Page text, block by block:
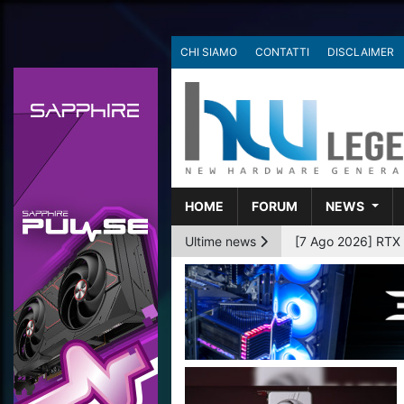
CHI SIAMO CONTATTI DISCLAIMER
HOME FORUM NEWS
Ultime news
[6 Ago 2026]